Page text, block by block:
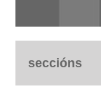
seccións